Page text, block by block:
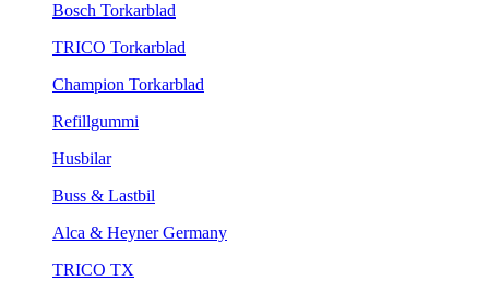
Bosch Torkarblad
TRICO Torkarblad
Champion Torkarblad
Refillgummi
Husbilar
Buss & Lastbil
Alca & Heyner Germany
TRICO TX